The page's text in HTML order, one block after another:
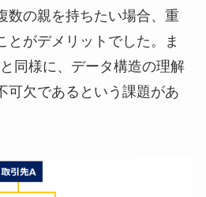
数の親を持ちたい場合、重
とがデメリットでした。ま
同様に、データ構造の理解
可欠であるという課題があ